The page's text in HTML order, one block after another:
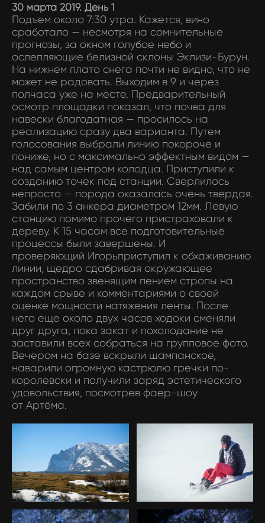
30 марта 2019. День 1
Подъем около 7:30 утра. Кажется, вино
сработало — несмотря на сомнительные
прогнозы, за окном голубое небо и
ослепляющие белизной склоны Эклизи-Бурун.
На нижнем плато снега почти не видно, что не
может не радовать. Выходим в 9 и через
полчаса уже на месте. Предварительный
осмотр площадки показал, что почва для
навески благодатная — просилось на
реализацию сразу два варианта. Путем
голосования выбрали линию покороче и
пониже, но с максимально эффектным видом —
над самым центром колодца. Приступили к
созданию точек под станции. Сверлилось
непросто — порода оказалась очень твердая.
Забили по 3 анкера диаметром 12мм. Левую
станцию помимо прочего пристраховали к
дереву. К 15 часам все подготовительные
процессы были завершены. И
проверяющий Игорьприступил к обхаживанию
линии, щедро сдабривая окружающее
пространство звенящим пением стропы на
каждом срыве и комментариями о своей
оценке мощности натяжения ленты. После
него еще около двух часов ходоки сменяли
друг друга, пока закат и похолодание не
заставили всех собраться на групповое фото.
Вечером на базе вскрыли шампанское,
наварили огромную кастрюлю гречки по-
королевски и получили заряд эстетического
удовольствия, посмотрев фаер-шоу
от Артёма.